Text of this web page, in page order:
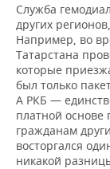
Служба
других
Например, во
Татарстана
которые
был только
А РКБ —
платной основе
гражданам
восторгался
никакой